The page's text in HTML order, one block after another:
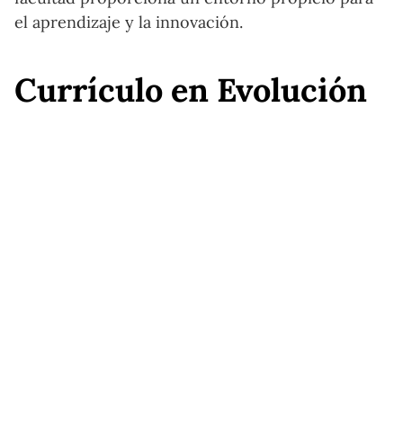
el aprendizaje y la innovación.
Currículo en Evolución